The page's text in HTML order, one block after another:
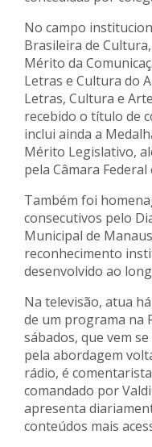
No campo
Brasileira de
Mérito da
Letras e Cultura do
Letras, Cultura e
recebido o título de
inclui ainda a
Mérito Legislativo,
pela Câmara
Também foi
consecutivos pelo
Municipal de
reconhecimento
desenvolvido ao
Na televisão, atua
de um programa na
sábados, que vem
pela abordagem
rádio, é
comandado por
apresenta
conteúdos mais